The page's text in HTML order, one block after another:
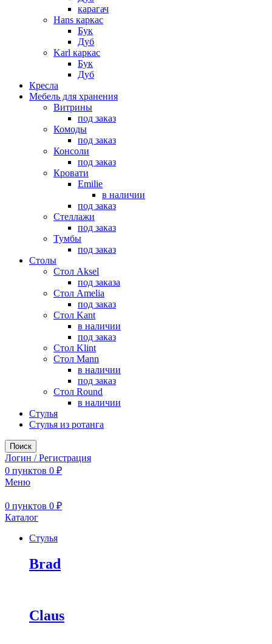
карагач
Hans каркас
Бук
Дуб
Karl каркас
Бук
Дуб
Кресла
Мебель для хранения
Витрины
под заказ
Комоды
под заказ
Консоли
под заказ
Кровати
Emilie
в наличии
под заказ
Стеллажи
под заказ
Тумбы
под заказ
Столы
Стол Aksel
под заказа
Стол Amelia
под заказ
Стол Kant
в наличии
под заказ
Стол Klint
Стол Mann
в наличии
под заказ
Стол Round
в наличии
Стулья
Стулья из ротанга
Поиск
Логин / Регистрация
0 пунктов 0 ₽
Меню
0 пунктов 0 ₽
Каталог
Стулья
Brad
Claus